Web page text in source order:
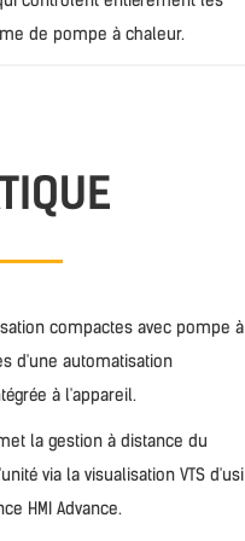
de pompe à chaleur.
compactes avec pompe à
d'une automatisation
à l'appareil.
la gestion à distance du
via la visualisation VTS
HMI Advance.